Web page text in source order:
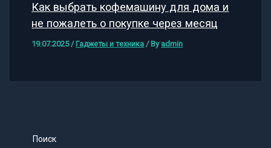
Как выбрать кофемашину для дома и
не пожалеть о покупке через месяц
19.07.2025/ Гаджеты и техника / By admin
Поиск